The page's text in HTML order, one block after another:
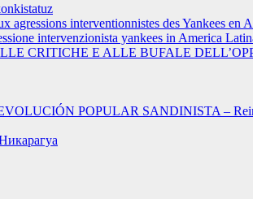
agressions interventionnistes des Yankees en
intervenzionista yankees in America
CRITICHE E ALLE BUFALE
POPULAR SANDINISTA –